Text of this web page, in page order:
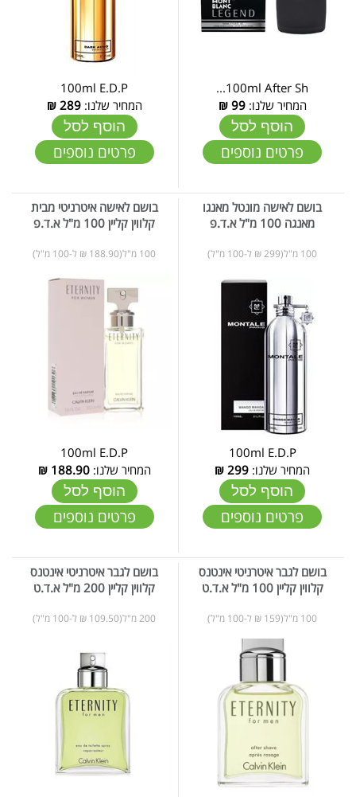
100ml After Sh...
המחיר שלנו:99
₪
הוסף לסל
פרטים נוספים
100ml E.D.P
המחיר שלנו:289
₪
הוסף לסל
פרטים נוספים
בושם לאישה מונטל מאנגו
מאנגה 100 מ"ל א.ד.פ
100 מ"ל(299 ₪ ל-100 מ"ל)
100ml E.D.P
המחיר שלנו: 299
₪
הוסף לסל
פרטים נוספים
בושם לאישה איטרניטי מבית
קלווין קליין 100 מ"ל א.ד.פ
100 מ"ל(188.90 ₪ ל-100 מ"ל)
100ml E.D.P
המחיר שלנו:188.90
₪
הוסף לסל
פרטים נוספים
בושם לגבר איטרניטי אינטנס
קלווין קליין 100 מ"ל א.ד.ט
100 מ"ל(159 ₪ ל-100 מ"ל)
בושם לגבר איטרניטי אינטנס
קלווין קליין 200 מ"ל א.ד.ט
200 מ"ל(109.50 ₪ ל-100 מ"ל)